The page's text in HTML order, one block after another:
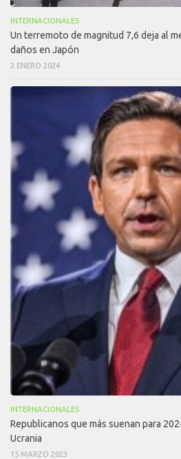
INTERNACIONALES
Un terremoto de magnitud 7,6 deja al
daños en Japón
2 ENERO 2024
INTERNACIONALES
Republicanos que más suenan para
Ucrania
15 MARZO 2023